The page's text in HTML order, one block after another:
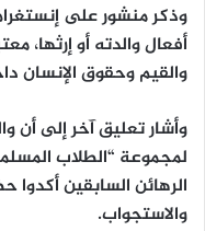
وذكر منشور على
أفعال والدته أو إرثها،
والقيم وحقوق الإنسان
وأشار تعليق آخر إلى أن
لمجموعة “الطلاب
الرهائن السابقين
والاستجواب.